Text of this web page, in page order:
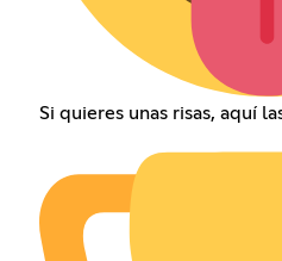
Si quieres unas risas, aquí